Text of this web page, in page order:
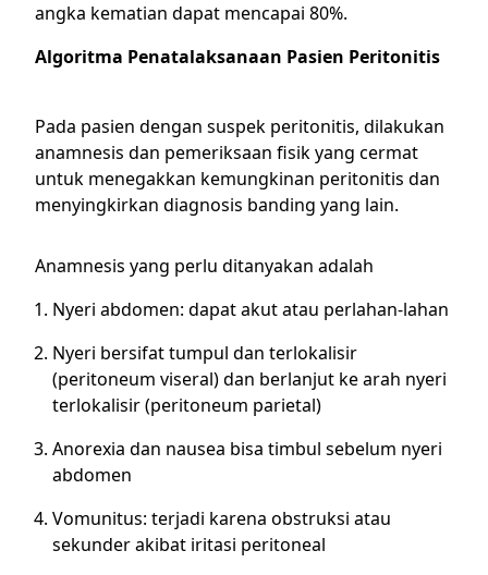
angka kematian dapat mencapai 80%.
Algoritma Penatalaksanaan Pasien Peritonitis
Pada pasien dengan suspek peritonitis, dilakukan
anamnesis dan pemeriksaan fisik yang cermat
untuk menegakkan kemungkinan peritonitis dan
menyingkirkan diagnosis banding yang lain.
Anamnesis yang perlu ditanyakan adalah
Nyeri abdomen: dapat akut atau perlahan-lahan
Nyeri bersifat tumpul dan terlokalisir
(peritoneum viseral) dan berlanjut ke arah nyeri
terlokalisir (peritoneum parietal)
Anorexia dan nausea bisa timbul sebelum nyeri
abdomen
Vomunitus: terjadi karena obstruksi atau
sekunder akibat iritasi peritoneal